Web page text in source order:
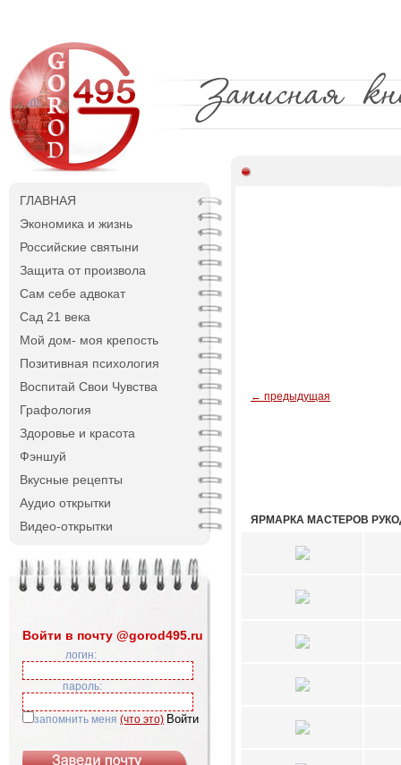
ГЛАВНАЯ
Экономика и жизнь
Российские святыни
Защита от произвола
Сам себе адвокат
Сад 21 века
Мой дом- моя крепость
Позитивная психология
Воспитай Свои Чувства
Графология
Здоровье и красота
Фэншуй
Вкусные рецепты
Аудио открытки
Видео-открытки
Войти в почту @gorod495.ru
логин:
пароль:
запомнить меня (что это)
← предыдущая
ЯРМАРКА МАСТЕРОВ